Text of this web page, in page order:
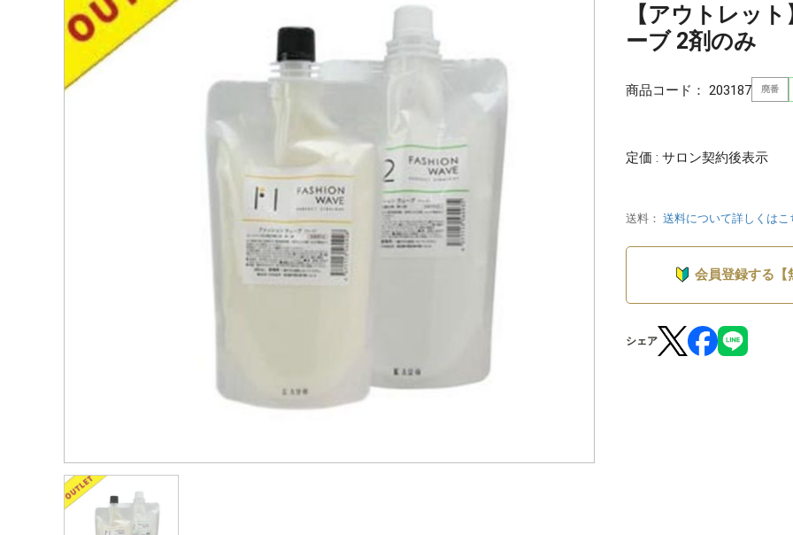
【アウトレッ
ーブ 2剤のみ
商品コード： 203187 廃番
定価 : サロン契約後表示
送料： 送料について詳しくはこ
会員登録する【
シェア